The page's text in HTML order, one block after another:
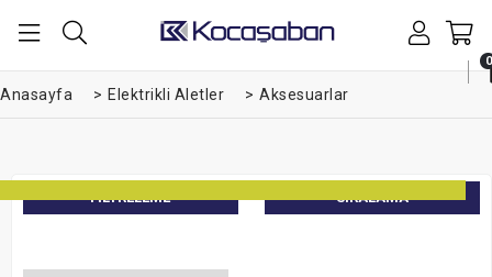
0
Anasayfa > Elektrikli Aletler > Aksesuarlar
FILTRELEME SIRALAMA